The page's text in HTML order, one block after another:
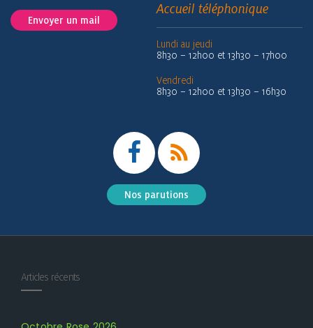
Envoyer un mail
Accueil téléphonique
Lundi au jeudi
8h30 – 12h00 et 13h30 – 17h00
Vendredi
8h30 – 12h00 et 13h30 – 16h30
Nos parutions
Articles récents